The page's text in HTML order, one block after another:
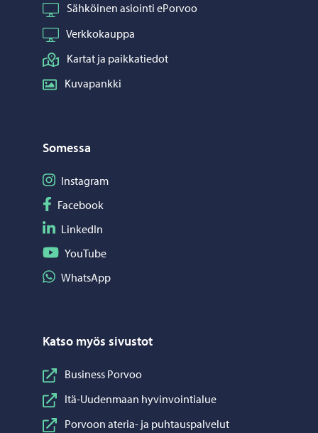
Sähköinen asiointi ePorvoo
Verkkokauppa
Kartat ja paikkatiedot
Kuvapankki
Somessa
Seuraa Instagram
Instagram
Seuraa Facebook
Facebook
Seuraa LinkedIn
LinkedIn
Seuraa YouTube
YouTube
Jaa WhatsApp
WhatsApp
Katso myös sivustot
Business Porvoo
Itä-Uudenmaan hyvinvointialue
Porvoon ateria- ja puhtauspalvelut